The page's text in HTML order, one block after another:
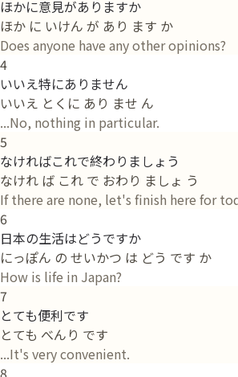
ほかに意見がありますか
ほか に いけん が あり ます か
Does anyone have any other opinions?
4
いいえ特にありません
いいえ とくに あり ませ ん
...No, nothing in particular.
5
なければこれで終わりましょう
なけれ ば これ で おわり ましょ う
If there are none, let's finish here for
6
日本の生活はどうですか
にっぽん の せいかつ は どう です か
How is life in Japan?
7
とても便利です
とても べんり です
...It's very convenient.